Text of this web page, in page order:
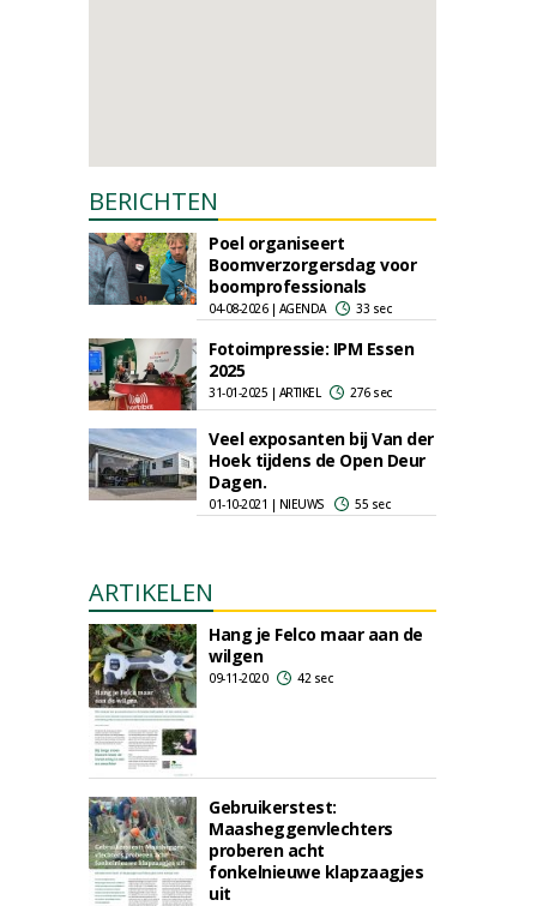
BERICHTEN
Poel organiseert
Boomverzorgersdag voor
boomprofessionals
04-08-2026 | AGENDA 33 sec
Fotoimpressie: IPM Essen
2025
31-01-2025 | ARTIKEL 276 sec
Veel exposanten bij Van der
Hoek tijdens de Open Deur
Dagen.
01-10-2021 | NIEUWS 55 sec
ARTIKELEN
Hang je Felco maar aan de
wilgen
09-11-2020 42 sec
Gebruikerstest:
Maasheggenvlechters
proberen acht
fonkelnieuwe klapzaagjes
uit